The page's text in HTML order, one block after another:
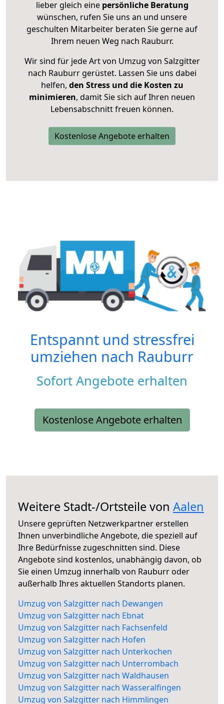
lieber gleich eine persönliche Beratung
wünschen, rufen Sie uns an und unsere
geschulten Mitarbeiter beraten Sie gerne auf
Ihrem neuen Weg nach Rauburr.
Wir sind für jede Art von Umzug von Salzgitter
nach Rauburr gerüstet. Lassen Sie uns dabei
helfen, den Stress und die Kosten zu
minimieren, damit Sie sich auf Ihren neuen
Lebensabschnitt freuen können.
Kostenlose Angebote erhalten
Entspannt und stressfrei
umziehen nach Rauburr
Sofort Angebote erhalten
Kostenlose Angebote erhalten
Weitere Stadt-/Ortsteile von Aalen
Unsere geprüften Netzwerkpartner erstellen
Ihnen unverbindliche Angebote, die speziell auf
Ihre Bedürfnisse zugeschnitten sind. Diese
Angebote sind kostenlos, unabhängig davon, ob
Sie einen Umzug innerhalb von Rauburr oder
außerhalb Ihres aktuellen Standorts planen.
Umzug von Salzgitter nach Dewangen
Umzug von Salzgitter nach Ebnat
Umzug von Salzgitter nach Fachsenfeld
Umzug von Salzgitter nach Hofen
Umzug von Salzgitter nach Unterkochen
Umzug von Salzgitter nach Unterrombach
Umzug von Salzgitter nach Waldhausen
Umzug von Salzgitter nach Wasseralfingen
Umzug von Salzgitter nach Himmlingen